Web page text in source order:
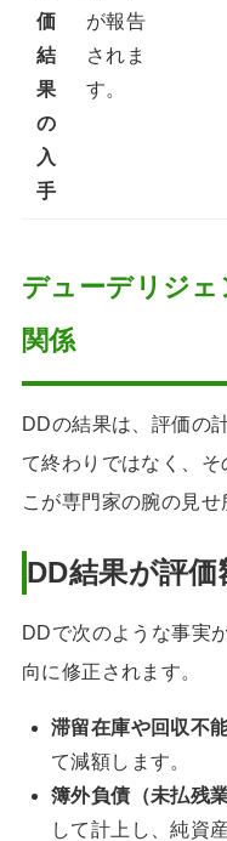
価
結
果
の
入
手
が報告
されま
す。
デューデリジェ
関係
DDの結果は、評価の
て終わりではなく、
こが専門家の腕の見せ
DD結果が評
DDで次のような事実
向に修正されます。
滞留在庫や回収不
て減額します。
簿外負債（未払残
して計上し、純資